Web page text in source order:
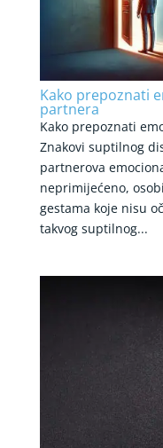
Kako prepoznati
partnera
Kako prepoznati
Znakovi suptilnog
partnerova
neprimijećeno,
gestama koje nisu
takvog suptilnog...